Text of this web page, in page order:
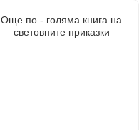
Още по - голяма книга на
световните приказки